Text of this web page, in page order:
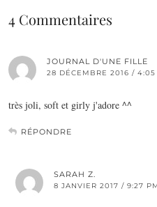
4 Commentaires
JOURNAL D'UNE FILLE
28 DÉCEMBRE 2016 / 4:05
très joli, soft et girly j'adore ^^
RÉPONDRE
SARAH Z.
8 JANVIER 2017 / 9:27